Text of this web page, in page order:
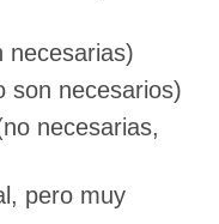
necesarias)
son necesarios)
necesarias,
pero muy